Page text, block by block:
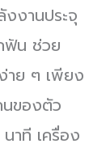
งานประจุ
ฟัน ช่วย
าย ๆ เพียง
นของตัว
าที เครื่อง